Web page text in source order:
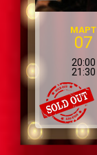
МАРТ
07
20:00
21:30